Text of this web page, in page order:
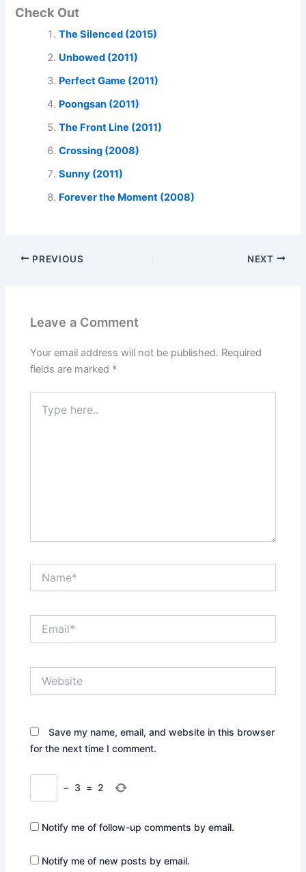
Check Out
The Silenced (2015)
Unbowed (2011)
Perfect Game (2011)
Poongsan (2011)
The Front Line (2011)
Crossing (2008)
Sunny (2011)
Forever the Moment (2008)
PREVIOUS NEXT
Leave a Comment
Your email address will not be published. Required
fields are marked *
here..
Save my name, email, and website in this browser
for the next time I comment.
− 3 = 2
Notify me of follow-up comments by email.
Notify me of new posts by email.